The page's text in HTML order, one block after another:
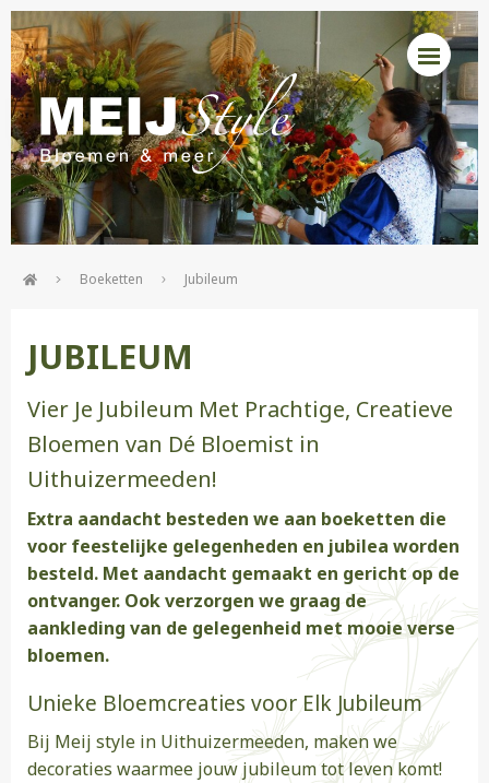
Boeketten Jubileum
JUBILEUM
Vier Je Jubileum Met Prachtige, Creatieve
Bloemen van Dé Bloemist in
Uithuizermeeden!
Extra aandacht besteden we aan boeketten die
voor feestelijke gelegenheden en jubilea worden
besteld. Met aandacht gemaakt en gericht op de
ontvanger. Ook verzorgen we graag de
aankleding van de gelegenheid met mooie verse
bloemen.
Unieke Bloemcreaties voor Elk Jubileum
Bij Meij style in Uithuizermeeden, maken we
decoraties waarmee jouw jubileum tot leven komt!